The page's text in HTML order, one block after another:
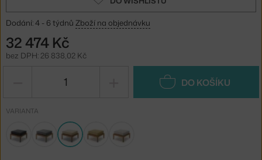
Dodání: 4 - 6 týdnů Zboží na objednávku
32 474 Kč
bez DPH: 26 838,02 Kč
DO KOŠÍKU
VARIANTA